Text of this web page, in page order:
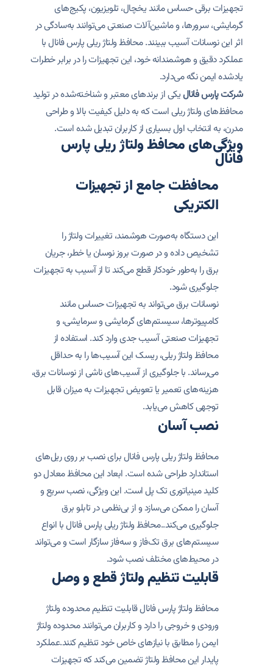
تجهیزات برقی حساس مانند یخچال، تلویزیون، پکیج‌های
گرمایشی، سرورها، و ماشین‌آلات صنعتی می‌توانند به‌سادگی در
اثر این نوسانات آسیب ببینند. محافظ ولتاژ ریلی پارس فانال با
عملکرد دقیق و هوشمندانه خود، این تجهیزات را در برابر خطرات
یادشده ایمن نگه می‌دارد.
شرکت پارس فانالیکی از برندهای معتبر و شناخته‌شده در تولید
محافظ‌های ولتاژ ریلی است که به دلیل کیفیت بالا و طراحی
مدرن، به انتخاب اول بسیاری از کاربران تبدیل شده است.
ویژگی‌های محافظ ولتاژ ریلی پارس
فانال
محافظت جامع از تجهیزات
الکتریکی
این دستگاه به‌صورت هوشمند، تغییرات ولتاژ را
تشخیص داده و در صورت بروز نوسان یا خطر، جریان
برق را به‌طور خودکار قطع می‌کند تا از آسیب به تجهیزات
جلوگیری شود.
نوسانات برق می‌تواند به تجهیزات حساس مانند
کامپیوترها، سیستم‌های گرمایشی و سرمایشی، و
تجهیزات صنعتی آسیب جدی وارد کند. استفاده از
محافظ ولتاژ ریلی، ریسک این آسیب‌ها را به حداقل
می‌رساند. با جلوگیری از آسیب‌های ناشی از نوسانات برق،
هزینه‌های تعمیر یا تعویض تجهیزات به میزان قابل
توجهی کاهش می‌یابد.
نصب آسان
محافظ ولتاژ ریلی پارس فانال برای نصب بر روی ریل‌های
استاندارد طراحی شده است. ابعاد این محافظ معادل دو
کلید مینیاتوری تک پل است. این ویژگی، نصب سریع و
آسان را ممکن می‌سازد و از بی‌نظمی در تابلو برق
جلوگیری می‌کند..محافظ ولتاژ ریلی پارس فانال با انواع
سیستم‌های برق تک‌فاز و سه‌فاز سازگار است و می‌تواند
در محیط‌های مختلف نصب شود.
قابلیت تنظیم ولتاژ قطع و وصل
محافظ ولتاژ پارس فانال قابلیت تنظیم محدوده ولتاژ
ورودی و خروجی را دارد و کاربران می‌توانند محدوده ولتاژ
ایمن را مطابق با نیازهای خاص خود تنظیم کنند.عملکرد
پایدار این محافظ ولتاژ تضمین می‌کند که تجهیزات